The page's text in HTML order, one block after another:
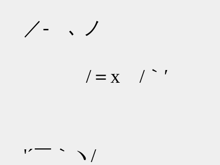
／- ､ ノ
/＝x /｀′
'´￣｀ヽ/